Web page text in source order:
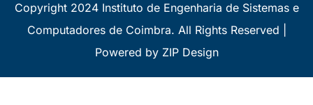
Copyright 2024 Instituto de Engenharia de Sistemas e
Computadores de Coimbra. All Rights Reserved |
Powered by ZIP Design